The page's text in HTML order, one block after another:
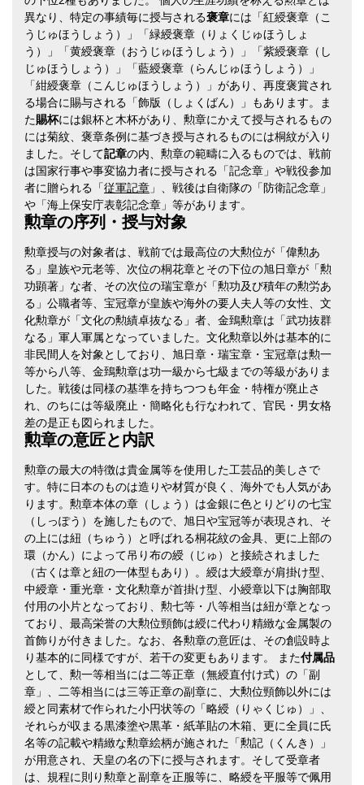
異なり、特定の事績毎に授与される褒章には「紅綬褒章（こ
うじゅほうしょう）」「緑綬褒章（りょくじゅほうしょ
う）」「黄綬褒章（おうじゅほうしょう）」「紫綬褒章（し
じゅほうしょう）」「藍綬褒章（らんじゅほうしょう）」
「紺綬褒章（こんじゅほうしょう）」があり、再度褒賞され
る場合に賜与される「飾版（しょくばん）」もあります。ま
た賜杯には銀杯と木杯があり、勲章にかえて授与されるもの
には菊紋、褒章条例に基づき授与されるものには桐紋が入り
ました。そして記章の内、勲章の範疇に入るものでは、戦前
は国家行事や事変協力者に授与される「記念章」や戦役参加
者に贈られる「従軍記章 」、戦後は自衛隊の「防衛記念章」
や「海上保安庁表彰記念章」等があります。
勲章の序列・授与対象
勲章授与の対象者は、戦前では最高位の大勲位が「偉勲あ
る」皇族や元老等、次位の桐花章とその下位の旭日章が「勲
功顕著」な者、その次位の瑞宝章が「勲功及び積年の勲労あ
る」公職者等、宝冠章が皇族や海外の要人夫人等の女性、文
化勲章が「文化の勲績卓抜なる」者、金鵄勲章は「武功抜群
なる」軍人軍属となっていました。文化勲章以外は基本的に
非民間人を対象としており、旭日章・瑞宝章・宝冠章は勲一
等から八等、金鵄勲章は功一級から七級までの等級がありま
した。戦後は同様の基準を持ちつつも年金・特権が廃止さ
れ、のちには等級廃止・簡略化も行なわれて、官民・男女格
差の是正も図られました。
勲章の意匠と内訳
勲章の最大の特徴は貴金属等を使用した工芸品的美しさで
す。特に日本のものは造りや材質が良く、海外でも人気があ
ります。勲章本体の章（しょう）は金銀に色とりどりの七宝
（しっぽう）を施したもので、旭日や宝冠等が表現され、そ
の上には紐（ちゅう）と呼ばれる桐花紋の金具、更に上部の
環（かん）によって吊り布の綬（じゅ）と接続されました
（古くは章と紐の一体型もあり）。綬は大綬章が肩掛け型、
中綬章・重光章・文化勲章が首掛け型、小綬章以下は胸部取
付用の小片となっており、勲七等・八等相当は紐が章となっ
ており、最高栄誉の大勲位頸飾は綬に代わり精緻な金属製の
首飾りが付きました。なお、各勲章の意匠は、その創設時よ
り基本的に同様ですが、若干の変更もあります。 また付属品
として、勲一等相当には二等正章（無綬直付け式）の「副
章」、二等相当には三等正章の副章に、大勲位頸飾以外には
綬と同素材で作られた小円状等の「略綬（りゃくじゅ）」、
それらが収まる黒漆塗や黒革・紙革貼の木箱、更に全員に氏
名等の記載や精緻な勲章絵柄が施された「勲記（くんき）」
が用意され、天皇の名の下に授与されます。そして受章者
は、規程に則り勲章と副章を正服等に、略綬を平服等で佩用